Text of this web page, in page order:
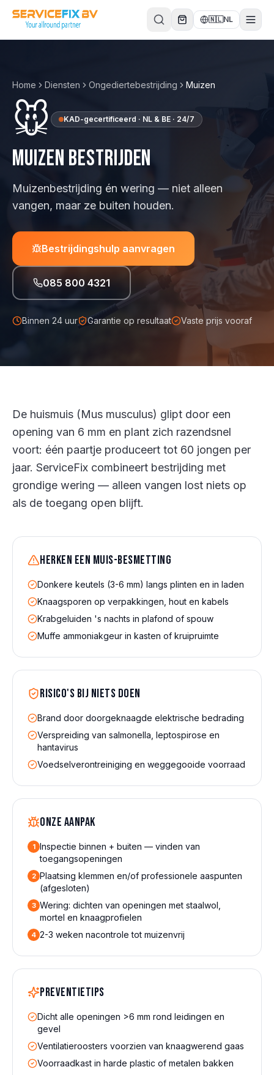
Direct naar inhoud
🇳🇱NL
Home Diensten Ongediertebestrijding Muizen
🐭 KAD-gecertificeerd · NL & BE · 24/7
Muizen bestrijden
Muizenbestrijding én wering — niet alleen
vangen, maar ze buiten houden.
Bestrijdingshulp aanvragen
085 800 4321
Binnen 24 uur Garantie op resultaat Vaste prijs vooraf
De huismuis (Mus musculus) glipt door een
opening van 6 mm en plant zich razendsnel
voort: één paartje produceert tot 60 jongen per
jaar. ServiceFix combineert bestrijding met
grondige wering — alleen vangen lost niets op
als de toegang open blijft.
Herken een muis-besmetting
Donkere keutels (3-6 mm) langs plinten en in laden
Knaagsporen op verpakkingen, hout en kabels
Krabgeluiden 's nachts in plafond of spouw
Muffe ammoniakgeur in kasten of kruipruimte
Risico's bij niets doen
Brand door doorgeknaagde elektrische bedrading
Verspreiding van salmonella, leptospirose en
hantavirus
Voedselverontreiniging en weggegooide voorraad
Onze aanpak
1 Inspectie binnen + buiten — vinden van
toegangsopeningen
2 Plaatsing klemmen en/of professionele aaspunten
(afgesloten)
3 Wering: dichten van openingen met staalwol,
mortel en knaagprofielen
4 2-3 weken nacontrole tot muizenvrij
Preventietips
Dicht alle openingen >6 mm rond leidingen en
gevel
Ventilatieroosters voorzien van knaagwerend gaas
Voorraadkast in harde plastic of metalen bakken